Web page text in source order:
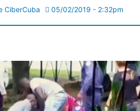
CiberCuba 05/02/2019 - 2:32pm